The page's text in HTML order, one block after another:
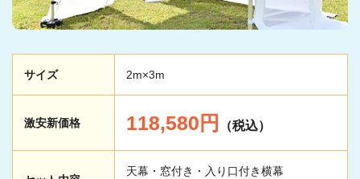
サイズ 2m×3m
激安新価格 118,580円 （税込）
天幕・窓付き・入り口付き横幕